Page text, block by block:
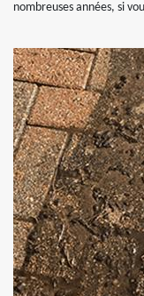
nombreuses années, si